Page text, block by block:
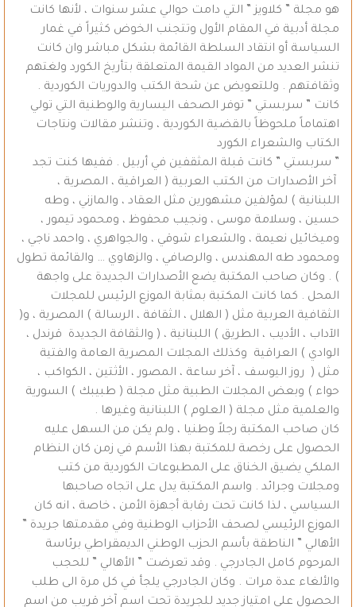
هو مجلة ” كلاويز ” التي دامت حوالي عشر سنوات ، لأنها كانت
مجلة أدبية في المقام الأول وتتجنب الخوض كثيراً في غمار
السياسة أو انتقاد السلطة القائمة بشكل مباشر وان كانت
تنشر العديد من المواد القيمة المتعلقة بتأريخ الكورد ولغتهم
وثقافتهم . وللتعويض عن شحة الكتب والدوريات الكوردية .
كانت ” سربستي ” توفر الصحف اليسارية والوطنية التي تولي
اهتماماً ملحوظاً بالقضية الكوردية ، وتنشر مقالات ونتاجات
الكتاب والشعراء الكورد
” سربستي ” كانت قبلة المثقفين في أربيل . ففيها كنت تجد
آخر الأصدارات من الكتب العربية ( العراقية ، المصرية ،
اللبنانية ) لمؤلفين مشهورين مثل العقاد ، والمازني ، وطه
حسين ، وسلامة موسى ، ونجيب محفوظ ، ومحمود تيمور ،
وميخائيل نعيمة ، والشعراء شوقي ، والجواهري ، واحمد ناجي ،
ومحمود طه المهندس ، والرصافي ، والزهاوي … والقائمة تطول
) . وكان صاحب المكتبة يضع الأصدارات الجديدة على واجهة
المحل . كما كانت المكتبة بمثابة الموزع الرئيس للمجلات
الثقافية العربية مثل ( الهلال ، الثقافة ، الرسالة ) المصرية ، و(
الآداب ، الأديب ، الطريق ) اللبنانية ، ( والثقافة الجديدة قرندل ،
الوادي ) العراقية وكذلك المجلات المصرية العامة والفتية
مثل ( روز اليوسف ، آخر ساعة ، المصور ، الأثتين ، الكواكب ،
حواء ) وبعض المجلات الطبية مثل مجلة ( طبيبك ) السورية
والعلمية مثل مجلة ( العلوم ) اللبنانية وغيرها .
كان صاحب المكتبة رجلاً وطنيا ، ولم يكن من السهل عليه
الحصول على رخصة للمكتبة بهذا الأسم في زمن كان النظام
الملكي يضيق الخناق على المطبوعات الكوردية من كتب
ومجلات وجرائد . واسم المكتبة يدل على اتجاه صاحبها
السياسي ، لذا كانت تحت رقابة أجهزة الأمن ، خاصة ، انه كان
الموزع الرئيسي لصحف الأحزاب الوطنية وفي مقدمتها جريدة ”
الأهالي ” الناطقة بأسم الحزب الوطني الديمقراطي برئاسة
المرحوم كامل الجادرجي . وقد تعرضت ” الأهالي ” للحجب
والألغاء عدة مرات . وكان الجادرجي يلجأ في كل مرة الى طلب
الحصول على امتياز جديد للجريدة تحت اسم آخر قريب من اسم